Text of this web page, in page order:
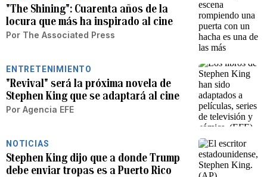
"The Shining": Cuarenta años de la
locura que más ha inspirado al cine
Por The Associated Press
ENTRETENIMIENTO
"Revival" será la próxima novela de
Stephen King que se adaptará al cine
Por Agencia EFE
NOTICIAS
Stephen King dijo que a donde Trump
debe enviar tropas es a Puerto Rico